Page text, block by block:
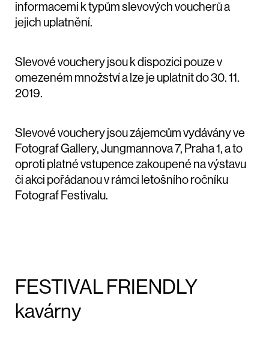
informacemi k typům slevových voucherů a
jejich uplatnění.
Slevové vouchery jsou k dispozici pouze v
omezeném množství a lze je uplatnit do 30. 11.
2019.
Slevové vouchery jsou zájemcům vydávány ve
Fotograf Gallery, Jungmannova 7, Praha 1, a to
oproti platné vstupence zakoupené na výstavu
či akci pořádanou v rámci letošního ročníku
Fotograf Festivalu.
FESTIVAL FRIENDLY
kavárny